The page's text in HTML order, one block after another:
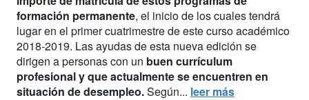
formación permanente, el inicio de los cuales tendrá
lugar en el primer cuatrimestre de este curso académico
2018-2019. Las ayudas de esta nueva edición se
dirigen a personas con un buen currículum
profesional y que actualmente se encuentren en
situación de desempleo.Según... leer más